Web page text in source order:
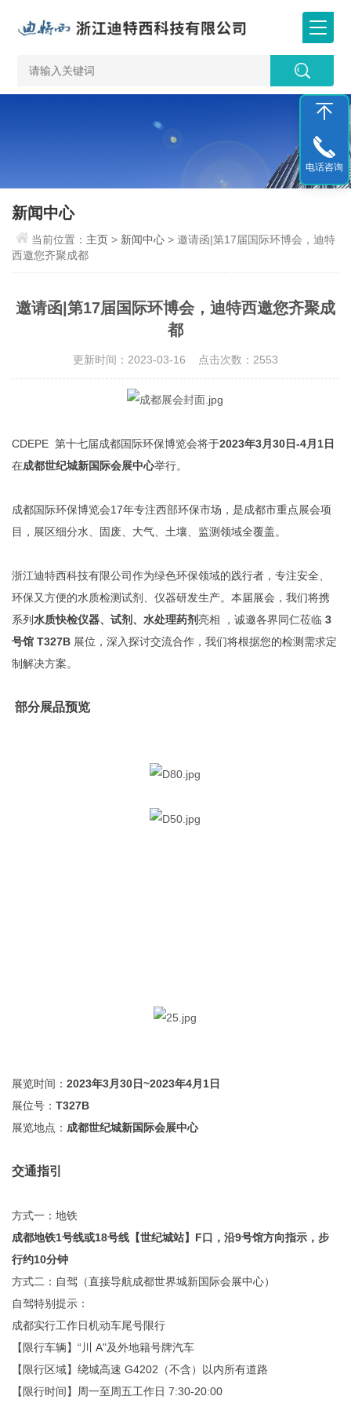
新闻中心
当前位置： 主页 > 新闻中心 > 邀请函|第17届国际环博会，迪特
西邀您齐聚成都
邀请函|第17届国际环博会，迪特西邀您齐聚成
都
更新时间：2023-03-16 点击次数：2553
CDEPE 第十七届成都国际环保博览会将于2023年3月30日-4月1日
在成都世纪城新国际会展中心举行。
成都国际环保博览会17年专注西部环保市场，是成都市重点展会项
目，展区细分水、固废、大气、土壤、监测领域全覆盖。
浙江迪特西科技有限公司作为绿色环保领域的践行者，专注安全、
环保又方便的水质检测试剂、仪器研发生产。本届展会，我们将携
系列水质快检仪器、试剂、水处理药剂亮相 ，诚邀各界同仁莅临 3
号馆 T327B 展位，深入探讨交流合作，我们将根据您的检测需求定
制解决方案。
部分展品预览
展览时间：2023年3月30日~2023年4月1日
展位号：T327B
展览地点： 成都世纪城新国际会展中心
交通指引
方式一：地铁
成都地铁1号线或18号线【世纪城站】F口，沿9号馆方向指示，步
行约10分钟
方式二：自驾（直接导航成都世界城新国际会展中心）
自驾特别提示：
成都实行工作日机动车尾号限行
【限行车辆】“川 A"及外地籍号牌汽车
【限行区域】绕城高速 G4202（不含）以内所有道路
【限行时间】周一至周五工作日 7:30-20:00
电话咨询